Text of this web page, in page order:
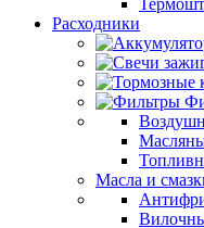
Расходники
Масла и